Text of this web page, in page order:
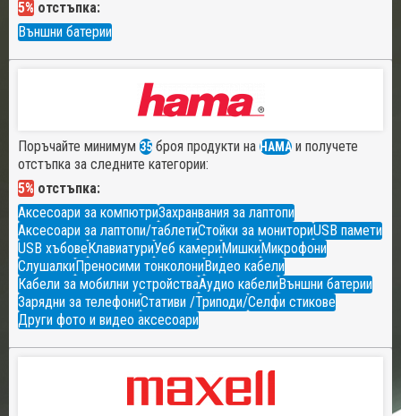
5% отстъпка:
Външни батерии
Поръчайте минимум 35 броя продукти на HAMA и получете
отстъпка за следните категории:
5% отстъпка:
Аксесоари за компютриЗахранвания за лаптопи
Аксесоари за лаптопи/таблетиСтойки за мониториUSB памети
USB хъбовеКлавиатуриУеб камериМишкиМикрофони
СлушалкиПреносими тонколониВидео кабели
Кабели за мобилни устройстваАудио кабелиВъншни батерии
Зарядни за телефониСтативи /Триподи/Селфи стикове
Други фото и видео аксесоари